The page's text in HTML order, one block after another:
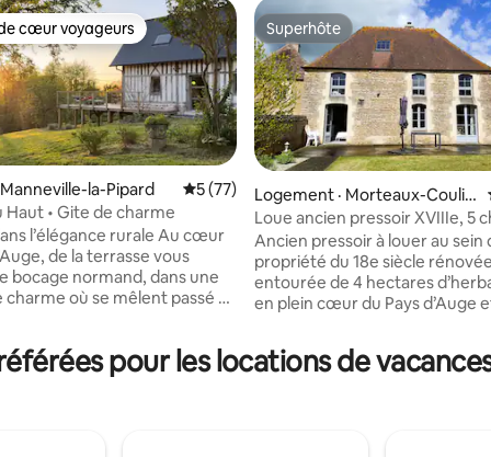
5, 107 commentaires
cœur voyageurs parmi les plus aimés
cœur voyageurs
la-Pipard Note moyenne de 5 sur 5, 77
5 (77)
Haut • Gite de charme
l’élégance rurale Au cœur
de la terrasse vous
bocage normand, dans une
charme où se mêlent passé et
vaches et les ânes comme
proximité immédiate des sites
Superhôte
Superhôte
Logement · Morteaux-Coulib
œuf
Loue ancien pressoir XVIIIe, 5
Ancien pressoir à louer au sein
propriété du 18e siècle
entourée de 4 hectares
en plein cœur du Pays d’Auge
maison comprend une pièce à
cuisine ouverte ,5 chambres (9
pour les locations de